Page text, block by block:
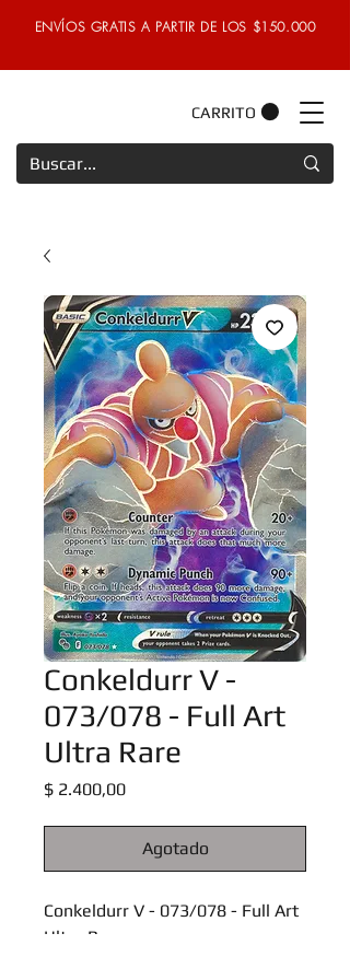
ENVÍOS GRATIS A PARTIR DE LOS $150.000
CARRITO
Conkeldurr V -
073/078 - Full Art
Ultra Rare
$ 2.400,00Precio
Agotado
Conkeldurr V - 073/078 - Full Art
Ultra Rare